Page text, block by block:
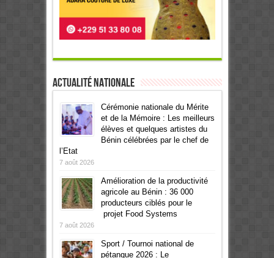
Actualité Nationale
Cérémonie nationale du Mérite
et de la Mémoire : Les meilleurs
élèves et quelques artistes du
Bénin célébrées par le chef de
l’Etat
7 août 2026
Amélioration de la productivité
agricole au Bénin : 36 000
producteurs ciblés pour le
projet Food Systems
7 août 2026
Sport / Tournoi national de
pétanque 2026 : Le